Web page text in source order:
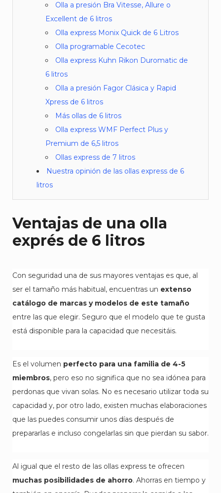
Olla a presión Bra Vitesse, Allure o
Excellent de 6 litros
Olla express Monix Quick de 6 Litros
Olla programable Cecotec
Olla express Kuhn Rikon Duromatic de
6 litros
Olla a presión Fagor Clásica y Rapid
Xpress de 6 litros
Más ollas de 6 litros
Olla express WMF Perfect Plus y
Premium de 6,5 litros
Ollas express de 7 litros
Nuestra opinión de las ollas express de 6
litros
Ventajas de una olla
exprés de 6 litros
Con seguridad una de sus mayores ventajas es que, al
ser el tamaño más habitual, encuentras un extenso
catálogo de marcas y modelos de este tamaño
entre las que elegir. Seguro que el modelo que te gusta
está disponible para la capacidad que necesitáis.
Es el volumen perfecto para una familia de 4-5
miembros, pero eso no significa que no sea idónea para
perdonas que vivan solas. No es necesario utilizar toda su
capacidad y, por otro lado, existen muchas elaboraciones
que las puedes consumir unos días después de
prepararlas e incluso congelarlas sin que pierdan su sabor.
Al igual que el resto de las ollas express te ofrecen
muchas posibilidades de ahorro. Ahorras en tiempo y